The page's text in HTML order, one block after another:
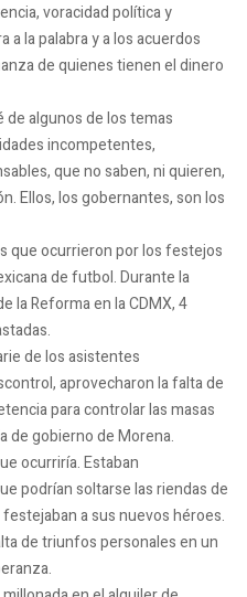
voracidad política y
a la palabra y a los acuerdos
de quienes tienen el dinero
de algunos de los temas
incompetentes,
que no saben, ni quieren,
Ellos, los gobernantes, son los
que ocurrieron por los festejos
de futbol. Durante la
la Reforma en la CDMX, 4
de los asistentes
aprovecharon la falta de
para controlar las masas
de gobierno de Morena.
ocurriría. Estaban
podrían soltarse las riendas de
a sus nuevos héroes.
de triunfos personales en un